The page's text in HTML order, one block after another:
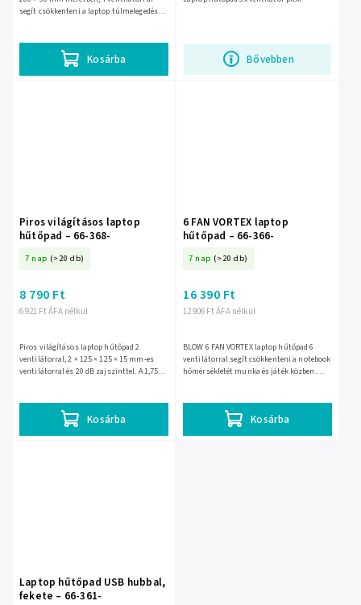
Kosárba
segít csökkenteni a laptop túlmelegedését.
Bővebben
Piros világításos laptop
hűtőpad – 66-368-
7 nap (>20 db)
6 921 Ft ÁFA nélkül
8 790 Ft
Kosárba
Piros világításos laptop hűtőpad 2
ventilátorral, 2 × 125 × 125 × 15 mm-es
ventilátorral és 20 dB zajszinttel. A 1,75
6 FAN VORTEX laptop
hűtőpad – 66-366-
7 nap (>20 db)
12 906 Ft ÁFA nélkül
16 390 Ft
Kosárba
BLOW 6 FAN VORTEX laptop hűtőpad 6
ventilátorral segít csökkenteni a notebook
hőmérsékletét munka és játék közben.
Laptop hűtőpad USB hubbal,
fekete – 66-361-